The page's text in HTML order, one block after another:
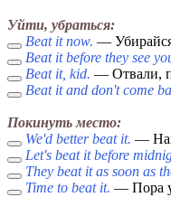
Уйти, убраться:
Beat it now. —
Beat it before they see
Beat it, kid. — Отвали,
Beat it and don't come
Покинуть место:
We'd better beat it. —
Let's beat it before
They beat it as soon as
Time to beat it. — Пора